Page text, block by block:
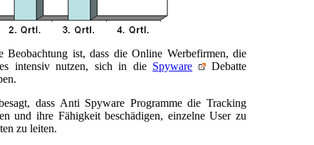
Beobachtung ist, dass die Online Werbefirmen, die
intensiv nutzen, sich in die Spyware
Debatte
dass Anti Spyware Programme die Tracking
und ihre Fähigkeit beschädigen, einzelne User zu
zu leiten.